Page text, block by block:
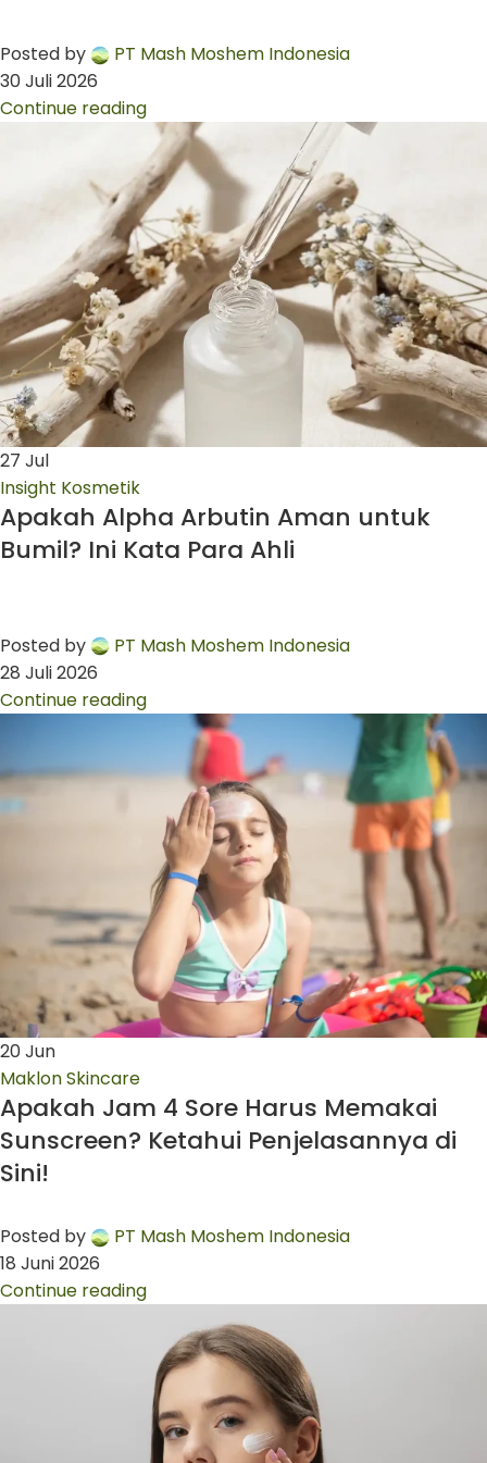
Posted by
PT Mash Moshem Indonesia
30 Juli 2026
Continue reading
27 Jul
Insight Kosmetik
Apakah Alpha Arbutin Aman untuk
Bumil? Ini Kata Para Ahli
Posted by
PT Mash Moshem Indonesia
28 Juli 2026
Continue reading
20Jun
Maklon Skincare
Apakah Jam 4 Sore Harus Memakai
Sunscreen? Ketahui Penjelasannya di
Sini!
Posted by
PT Mash Moshem Indonesia
18 Juni 2026
Continue reading